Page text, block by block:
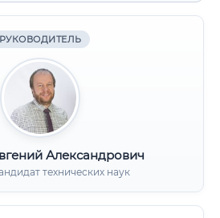
РУКОВОДИТЕЛЬ
Александрович
технических наук